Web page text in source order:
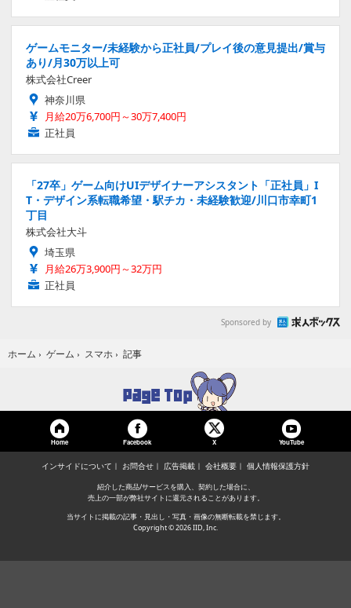
ゲームモニター/未経験から正社員/プレイ後の意見提出/賞与
あり/月30万以上可
株式会社Creer
神奈川県
月給20万6,700円～30万7,400円
正社員
「27卒」ゲーム向けUIデザイナーアシスタント「正社員」I
T・デザイン系転職希望・駅チカ・未経験歓迎/川口市幸町1
丁目
株式会社大斗
埼玉県
月給26万3,900円～32万円
正社員
Sponsored by
ホーム › ゲーム › スマホ › 記事
Home Facebook X YouTube
インサイドについて お問合せ 広告掲載 会社概要 個人情報保護方針
紹介した商品/サービスを購入、契約した場合に、
売上の一部が弊社サイトに還元されることがあります。
当サイトに掲載の記事・見出し・写真・画像の無断転載を禁じます。
Copyright © 2026 IID, Inc.